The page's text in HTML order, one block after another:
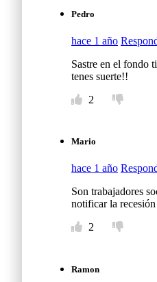
Pedro
hace 1 año
Sastre en el fondo
tenes suerte!!
2
Mario
hace 1 año
Son trabajadores
notificar la
2
Ramon